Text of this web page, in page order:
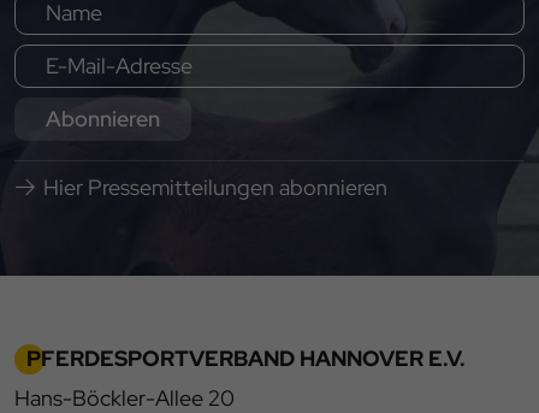
Abonnieren
Hier Pressemitteilungen abonnieren
PFERDESPORTVERBAND HANNOVER E.V.
Hans-Böckler-Allee 20